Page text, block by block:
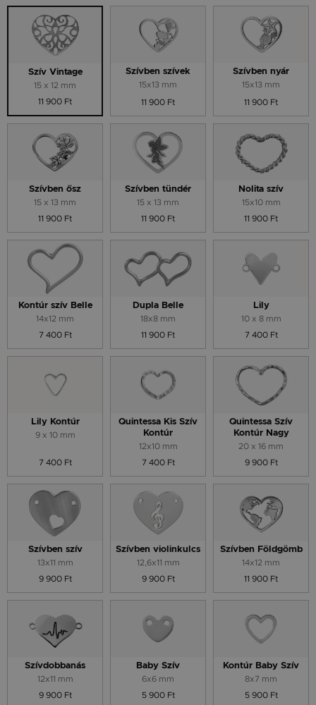
Szív Vintage
15 x 12 mm
11 900 Ft
Szívben szívek
15x13 mm
11 900 Ft
Szívben nyár
15x13 mm
11 900 Ft
Szívben ősz
15 x 13 mm
11 900 Ft
Szívben tündér
15 x 13 mm
11 900 Ft
Nolita szív
15x10 mm
11 900 Ft
Kontúr szív Belle
14x12 mm
7 400 Ft
Dupla Belle
18x8 mm
11 900 Ft
Lily
10 x 8 mm
7 400 Ft
Lily Kontúr
9 x 10 mm
7 400 Ft
Quintessa Kis Szív
Kontúr
12x10 mm
7 400 Ft
Quintessa Szív
Kontúr Nagy
20 x 16 mm
9 900 Ft
Szívben szív
13x11 mm
9 900 Ft
Szívben violinkulcs
12,6x11 mm
9 900 Ft
Szívben Földgömb
14x12 mm
11 900 Ft
Szívdobbanás
12x11 mm
9 900 Ft
Baby Szív
6x6 mm
5 900 Ft
Kontúr Baby Szív
8x7 mm
5 900 Ft